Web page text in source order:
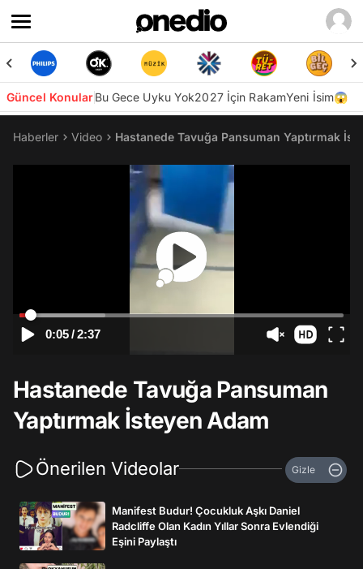
Güncel KonularBu Gece Uyku Yok2027 İçin RakamYeni İsim😱
Haberler Video Hastanede Tavuğa Pansuman Yaptırmak
0:05/2:37
Hastanede Tavuğa Pansuman
Yaptırmak İsteyen Adam
Önerilen Videolar Gizle
Manifest Budur! Çocukluk Aşkı Daniel
Radcliffe Olan Kadın Yıllar Sonra Evlendiği
Eşini Paylaştı